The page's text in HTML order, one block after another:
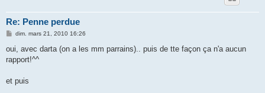
Re: Penne perdue
M
s
a
dim. mars 21, 2010 16:26
oui, avec darta (on a les mm parrains).. puis de tte façon ça n'a aucun
rapport!^^
et puis